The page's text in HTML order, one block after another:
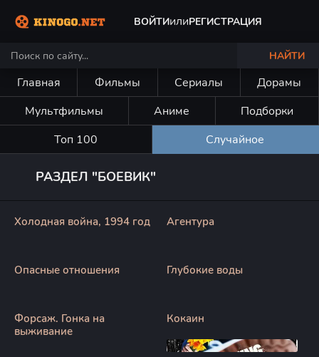
ВОЙТИилиРЕГИСТРАЦИЯ
НАЙТИ
Главная Фильмы Сериалы
Дорамы
Мультфильмы
Аниме
Подборки
Топ 100
Случайное
РАЗДЕЛ "БОЕВИК"
Холодная война, 1994 год Агентура
Опасные отношения Глубокие воды
Форсаж. Гонка на
выживание
Кокаин